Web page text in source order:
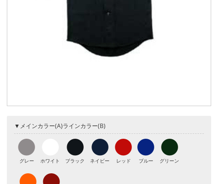
▼メインカラー(A)ラインカラー(B)
グレー ホワイト ブラック ネイビー レッド ブルー グリーン